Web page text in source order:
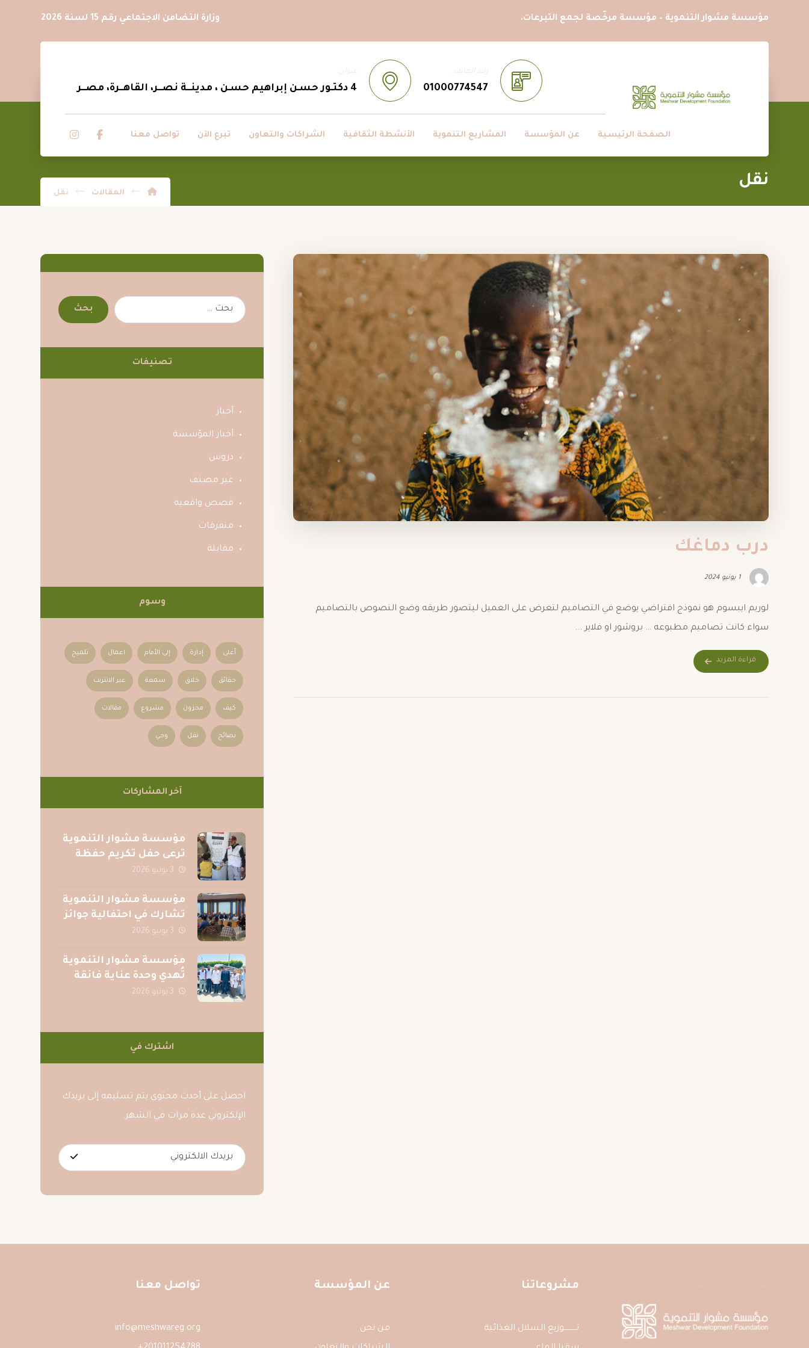
مؤسسة مشوار التنموية – مؤسسة مرخّصة لجمع التبرعات. وزارة التضامن الاجتماعي رقم 15 لسنة 2026
عنوان:
4 دكتـور حسـن إبراهيم حسـن ، مدينــة نصــر، القاهــرة، مصــر
رقم الهاتف:
01000774547
الصفحة الرئيسية عن المؤسسة المشاريع التنموية الأنشطة الثقافية الشراكات والتعاون تبرع الآن تواصل معنا
نقل
المقالات نقل
درب دماغك
1 يونيو 2024
لوريم ايبسوم هو نموذج افتراضي يوضع في التصاميم لتعرض على العميل ليتصور طريقه وضع النصوص بالتصاميم
سواء كانت تصاميم مطبوعه … بروشور او فلاير ...
قراءة المزيد
تصنيفات
أخبار
أخبار المؤسسة
دروس
غير مصنف
قصص واقعيه
متفرقات
مقابلة
وسوم
أعلى إدارة إلى الأمام اعمال تلميح
حقائق خلاق سمعة عبر الانترنت
كيف مخزون مشروع مقالات
نصائح نقل وحي
آخر المشاركات
مؤسسة مشوار التنموية
ترعى حفل تكريم حفظة
القرآن الكريم بقرية الصف
3 يونيو 2026
مؤسسة مشوار التنموية
تشارك في احتفالية جوائز
المسابقة الرمضانية
3 يونيو 2026
مؤسسة مشوار التنموية
تُهدي وحدة عناية فائقة
متكاملة لمركز الكبد
3 يونيو 2026
اشترك في
احصل على أحدث محتوى يتم تسليمه إلى بريدك
الإلكتروني عدة مرات في الشهر.
مشروعاتنا
تــــــــــوزيع السلال الغذائية
عن المؤسسة
من نحن
تواصل معنا
info@meshwareg.org